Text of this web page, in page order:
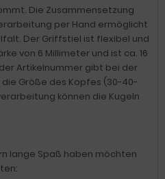
Die Zusammensetzung
per Hand ermöglicht
Der Griffstiel ist flexibel und
von 6 Millimeter und ist ca. 16
Artikelnummer gibt bei der
Größe des Kopfes (30-40-
können die Kugeln
lange Spaß haben möchten